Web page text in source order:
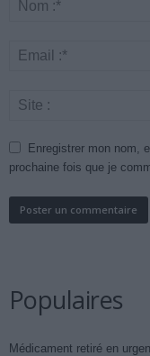
Enregistrer mon nom,
prochaine fois que je
Populaires
Médicament retiré en